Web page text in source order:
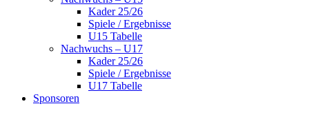
Kader 25/26
Spiele / Ergebnisse
U15 Tabelle
Nachwuchs – U17
Kader 25/26
Spiele / Ergebnisse
U17 Tabelle
Sponsoren